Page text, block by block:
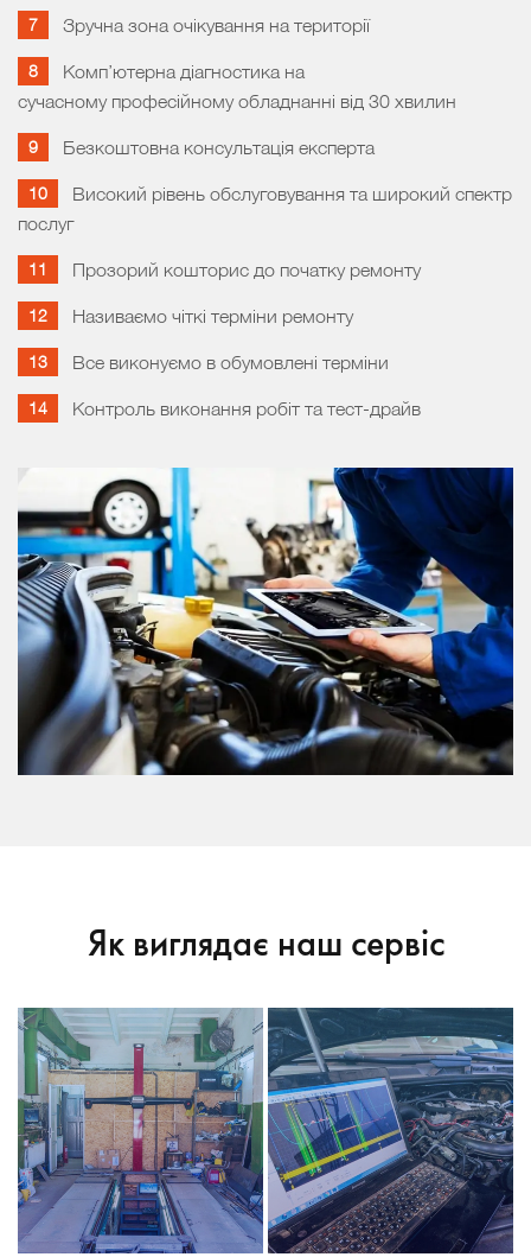
Зручна зона очікування на території
Комп’ютерна діагностика на
сучасному професійному обладнанні від 30 хвилин
Безкоштовна консультація експерта
Високий рівень обслуговування та широкий спектр
послуг
Прозорий кошторис до початку ремонту
Називаємо чіткі терміни ремонту
Все виконуємо в обумовлені терміни
Контроль виконання робіт та тест-драйв
Як виглядає наш сервіс